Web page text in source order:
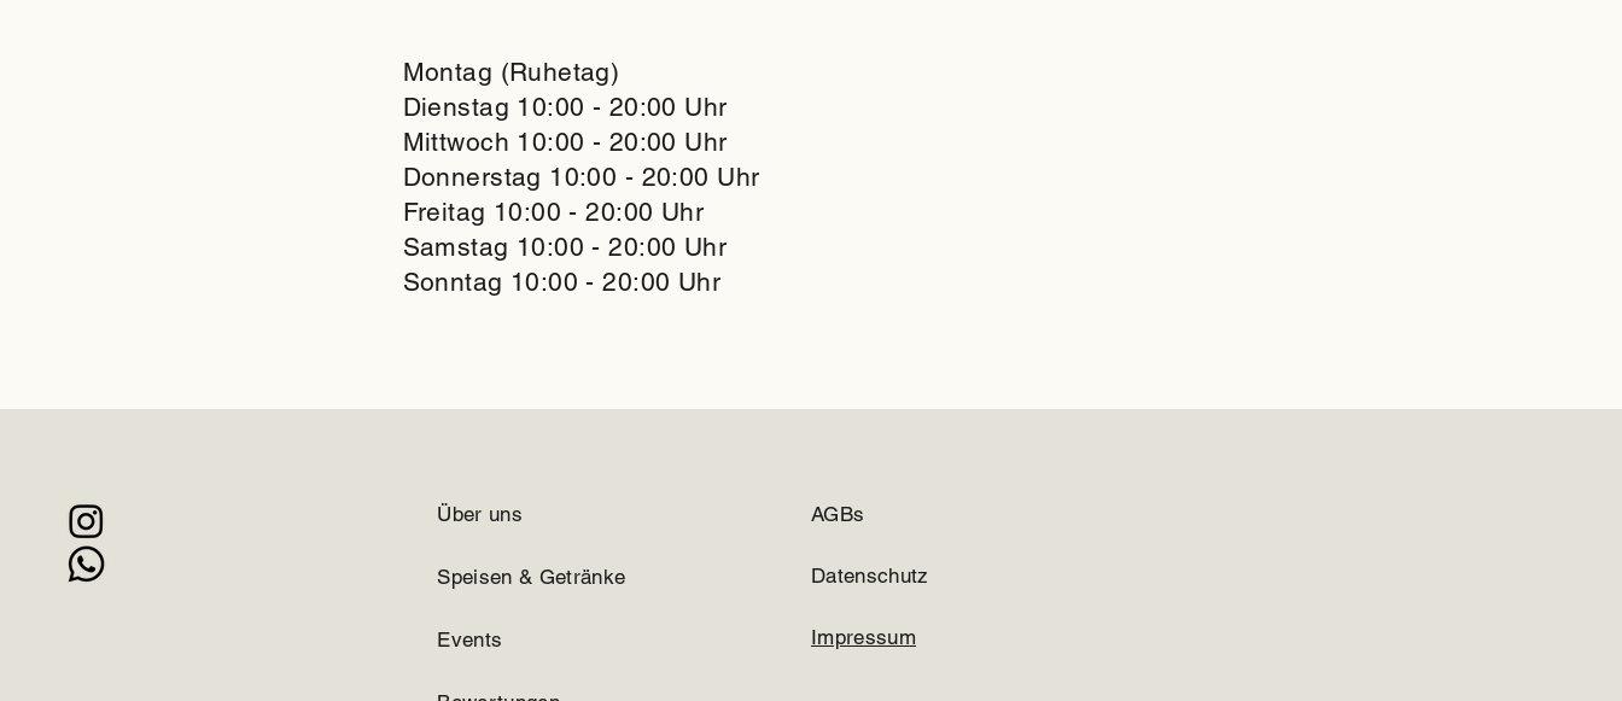
Montag (Ruhetag)
Dienstag 10:00 - 20:00 Uhr
Mittwoch 10:00 - 20:00 Uhr
Donnerstag 10:00 - 20:00 Uhr
Freitag 10:00 - 20:00 Uhr
Samstag 10:00 - 20:00 Uhr
Sonntag 10:00 - 20:00 Uhr
Über uns
Speisen & Getränke
Events
AGBs
Datenschutz
Impressum